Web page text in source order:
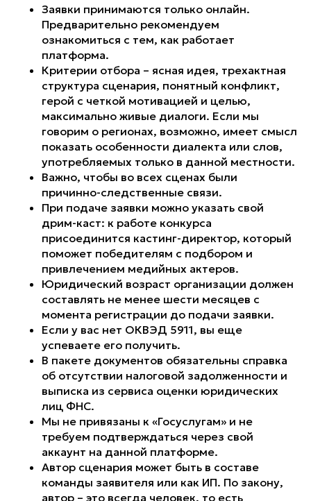
Заявки принимаются только онлайн.
Предварительно рекомендуем
ознакомиться с тем, как работает
платформа.
Критерии отбора – ясная идея, трехактная
структура сценария, понятный конфликт,
герой с четкой мотивацией и целью,
максимально живые диалоги. Если мы
говорим о регионах, возможно, имеет смысл
показать особенности диалекта или слов,
употребляемых только в данной местности.
Важно, чтобы во всех сценах были
причинно-следственные связи.
При подаче заявки можно указать свой
дрим-каст: к работе конкурса
присоединится кастинг-директор, который
поможет победителям с подбором и
привлечением медийных актеров.
Юридический возраст организации должен
составлять не менее шести месяцев с
момента регистрации до подачи заявки.
Если у вас нет ОКВЭД 5911, вы еще
успеваете его получить.
В пакете документов обязательны справка
об отсутствии налоговой задолженности и
выписка из сервиса оценки юридических
лиц ФНС.
Мы не привязаны к «Госуслугам» и не
требуем подтверждаться через свой
аккаунт на данной платформе.
Автор сценария может быть в составе
команды заявителя или как ИП. По закону,
автор – это всегда человек, то есть